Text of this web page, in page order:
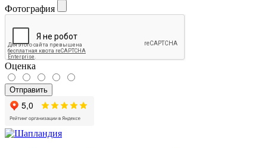
Фотография
Оценка
Отправить